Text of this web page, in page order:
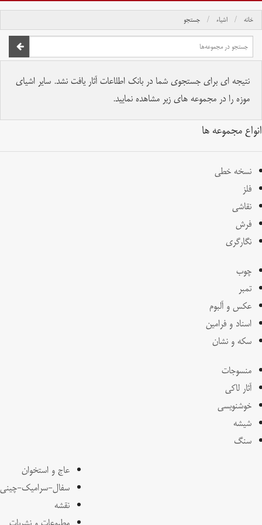
خانه اشیاء جستجو
نتیجه ای برای جستجوی شما در بانک اطلاعات آثار یافت نشد. سایر اشیای
موزه را در مجموعه های زیر مشاهده نمایید.
انواع مجموعه ها
نسخه خطی
فلز
نقاشی
فرش
نگارگری
چوب
تمبر
عکس و آلبوم
اسناد و فرامین
سکه و نشان
منسوجات
آثار لاکی
خوشنویسی
شیشه
سنگ
عاج و استخوان
سفال-سرامیک-چینی
نقشه
تمام حقوق برای موسسه کتابخانه و موزه ملی ملک محفوظ است.